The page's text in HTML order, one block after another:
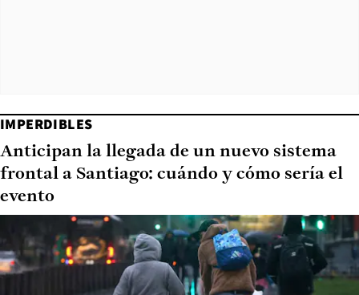
IMPERDIBLES
Anticipan la llegada de un nuevo sistema
frontal a Santiago: cuándo y cómo sería el
evento